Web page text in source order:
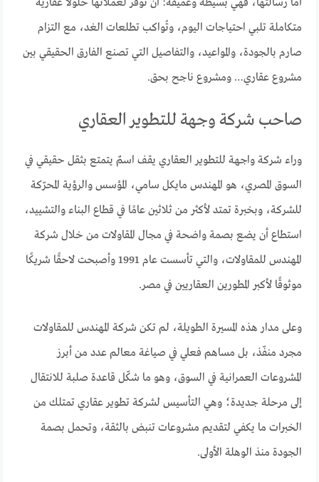
أما رسالتها، فهي بسيطة وعميقة: أن توفّر لعملائها حلولًا عقارية
متكاملة تلبي احتياجات اليوم، وتُواكب تطلعات الغد، مع التزام
صارم بالجودة، والمواعيد، والتفاصيل التي تصنع الفارق الحقيقي بين
مشروع عقاري… ومشروع ناجح بحق.
صاحب شركة وجهة للتطوير العقاري
وراء شركة واجهة للتطوير العقاري يقف اسمٌ يتمتع بثقل حقيقي في
السوق المصري، هو المهندس مايكل سامي، المؤسس والرؤية المحرّكة
للشركة، وبخبرة تمتد لأكثر من ثلاثين عامًا في قطاع البناء والتشييد،
استطاع أن يضع بصمة واضحة في مجال المقاولات من خلال شركة
المهندس للمقاولات، والتي تأسست عام 1991 وأصبحت لاحقًا شريكًا
موثوقًا لأكبر المطورين العقاريين في مصر.
وعلى مدار هذه المسيرة الطويلة، لم تكن شركة المهندس للمقاولات
مجرد منفّذ، بل مساهم فعلي في صياغة معالم عدد من أبرز
المشروعات العمرانية في السوق، وهو ما شكّل قاعدة صلبة للانتقال
إلى مرحلة جديدة؛ وهي التأسيس لشركة تطوير عقاري تمتلك من
الخبرات ما يكفي لتقديم مشروعات تنبض بالثقة، وتحمل بصمة
الجودة منذ الوهلة الأولى.